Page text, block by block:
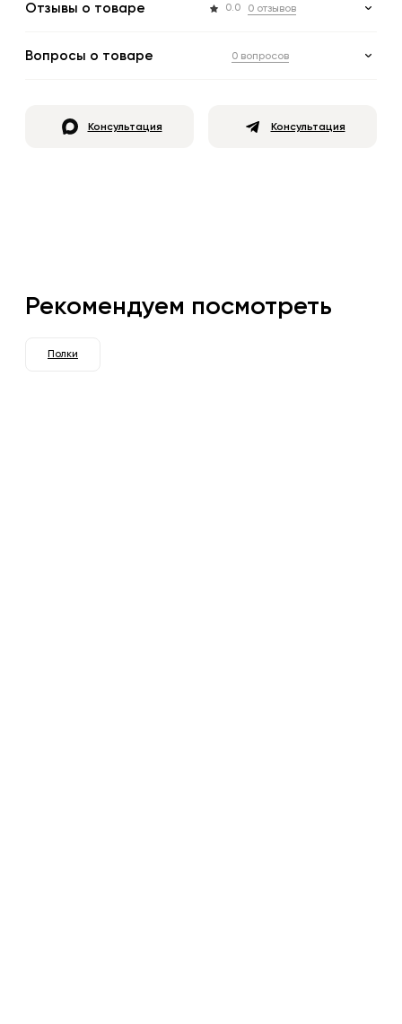
Отзывы о товаре 0.0 0 отзывов
Вопросы о товаре 0 вопросов
Консультация Консультация
Рекомендуем посмотреть
Полки